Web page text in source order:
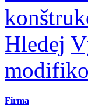
Hledej
Firma